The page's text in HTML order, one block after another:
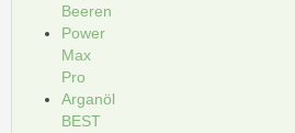
Beeren
Power
Max
Pro
Arganöl
BEST